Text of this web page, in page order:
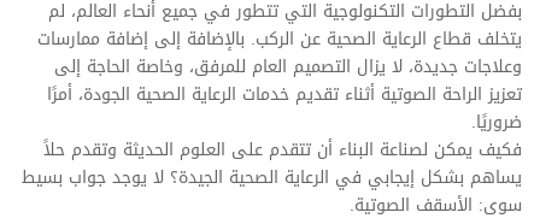
بفضل التطورات التكنولوجية التي تتطور في جميع أنحاء العالم، لم
يتخلف قطاع الرعاية الصحية عن الركب. بالإضافة إلى إضافة ممارسات
وعلاجات جديدة، لا يزال التصميم العام للمرفق، وخاصة الحاجة إلى
تعزيز الراحة الصوتية أثناء تقديم خدمات الرعاية الصحية الجودة، أمرًا
ضروريًا.
فكيف يمكن لصناعة البناء أن تتقدم على العلوم الحديثة وتقدم حلاً
يساهم بشكل إيجابي في الرعاية الصحية الجيدة؟ لا يوجد جواب بسيط
سوى: الأسقف الصوتية.